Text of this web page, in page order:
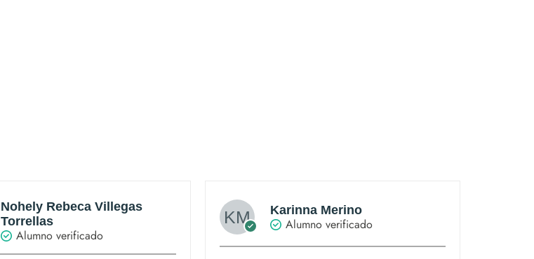
Nohely Rebeca Villegas
Torrellas
Alumno verificado
Karinna Merino
Alumno verificado